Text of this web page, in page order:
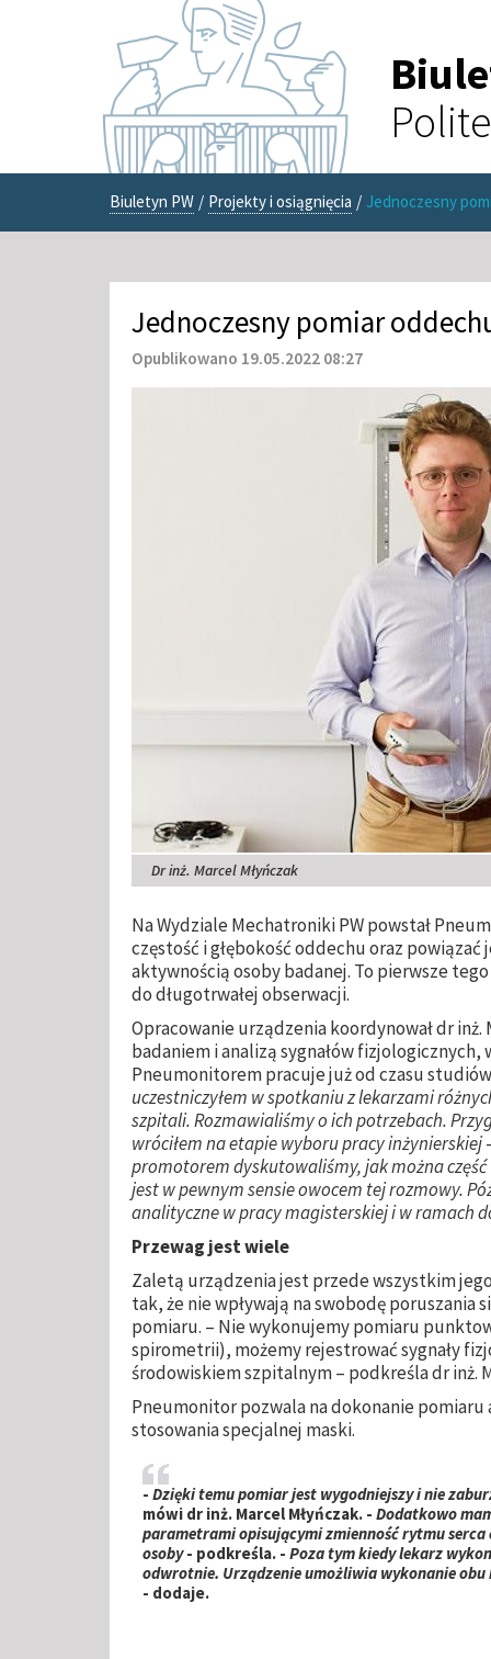
Biuletyn PW / Projekty i osiągnięcia / Jednoczesny
Jednoczesny pomiar
Opublikowano 19.05.2022 08:27
Dr inż. Marcel Młyńczak
Na Wydziale Mechatroniki PW powstał
częstość i głębokość oddechu oraz
aktywnością osoby badanej. To pierwsze
do długotrwałej obserwacji.
Opracowanie urządzenia koordynował dr
badaniem i analizą sygnałów
Pneumonitorem pracuje już od czasu
uczestniczyłem w spotkaniu z lekarzami
szpitali. Rozmawialiśmy o ich potrzebach.
wróciłem na etapie wyboru pracy inżynierskiej
promotorem dyskutowaliśmy, jak można
jest w pewnym sensie owocem tej rozmowy.
analityczne w pracy magisterskiej i w ramach
Przewag jest wiele
Zaletą urządzenia jest przede wszystkim
tak, że nie wpływają na swobodę poruszania
pomiaru. – Nie wykonujemy pomiaru
spirometrii), możemy rejestrować sygnały
środowiskiem szpitalnym – podkreśla dr inż.
Pneumonitor pozwala na dokonanie
stosowania specjalnej maski.
- Dzięki temu pomiar jest wygodniejszy i nie
mówi dr inż. Marcel Młyńczak. - Dodatkowo
parametrami opisującymi zmienność rytmu serca
osoby- podkreśla. - Poza tym kiedy lekarz
odwrotnie. Urządzenie umożliwia wykonanie obu
- dodaje.